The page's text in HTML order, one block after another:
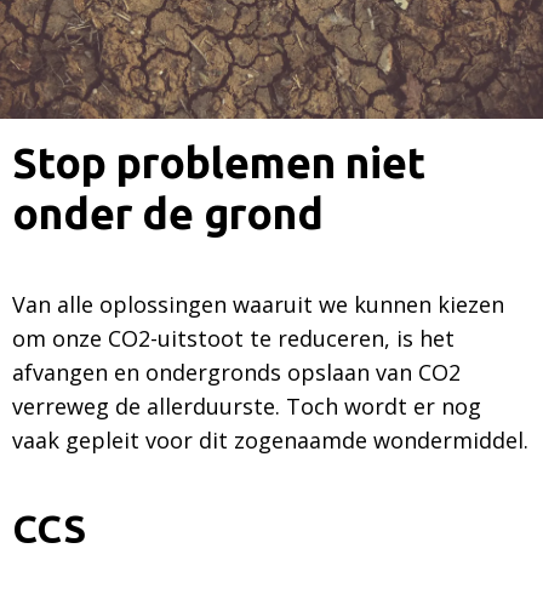
Stop problemen niet
onder de grond
Van alle oplossingen waaruit we kunnen kiezen
om onze CO2-uitstoot te reduceren, is het
afvangen en ondergronds opslaan van CO2
verreweg de allerduurste. Toch wordt er nog
vaak gepleit voor dit zogenaamde wondermiddel.
CCS